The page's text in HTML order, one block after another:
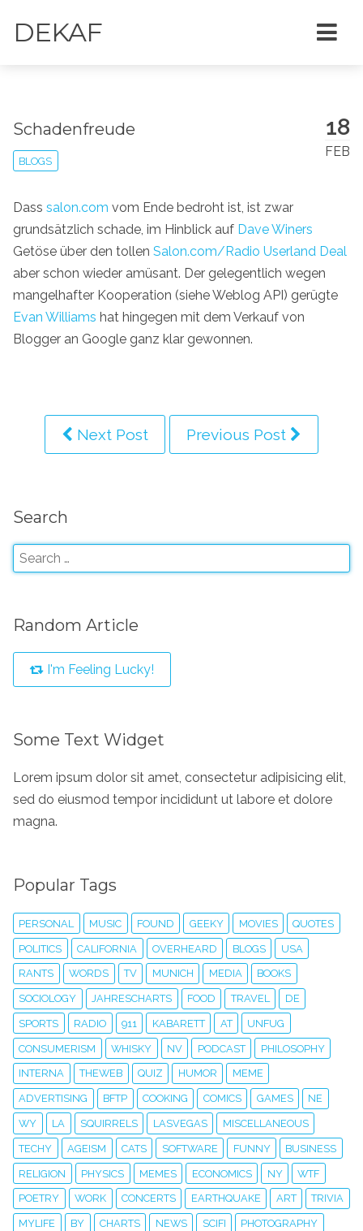
DEKAF
18
FEB
Schadenfreude
BLOGS
Dass salon.com vom Ende bedroht ist, ist zwar
grundsätzlich schade, im Hinblick auf Dave Winers
Getöse über den tollen Salon.com/Radio Userland Deal
aber schon wieder amüsant. Der gelegentlich wegen
mangelhafter Kooperation (siehe Weblog API) gerügte
Evan Williams hat hingegen mit dem Verkauf von
Blogger an Google ganz klar gewonnen.
Next Post Previous Post
Search
Random Article
I'm Feeling Lucky!
Some Text Widget
Lorem ipsum dolor sit amet, consectetur adipisicing elit,
sed do eiusmod tempor incididunt ut labore et dolore
magna.
Popular Tags
PERSONAL MUSIC FOUND GEEKY MOVIES QUOTES
POLITICS CALIFORNIA OVERHEARD BLOGS USA
RANTS WORDS TV MUNICH MEDIA BOOKS
SOCIOLOGY JAHRESCHARTS FOOD TRAVEL DE
SPORTS RADIO 911 KABARETT AT UNFUG
CONSUMERISM WHISKY NV PODCAST PHILOSOPHY
INTERNA THEWEB QUIZ HUMOR MEME
ADVERTISING BFTP COOKING COMICS GAMES NE
WY LA SQUIRRELS LASVEGAS MISCELLANEOUS
TECHY AGEISM CATS SOFTWARE FUNNY BUSINESS
RELIGION PHYSICS MEMES ECONOMICS NY WTF
POETRY WORK CONCERTS EARTHQUAKE ART TRIVIA
MYLIFE BY CHARTS NEWS SCIFI PHOTOGRAPHY